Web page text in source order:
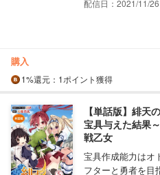
配信日：2021/11/26
購入
1%還元 ：1ポイント獲得
【単話版】緋天
宝具与えた結果
戦乙女
宝具作成能力は
フターと勇者を目